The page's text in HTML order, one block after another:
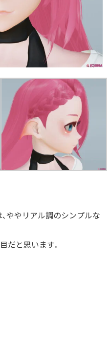
､ややリアル調のシンプルな
だと思います｡